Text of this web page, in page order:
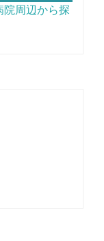
周辺から探